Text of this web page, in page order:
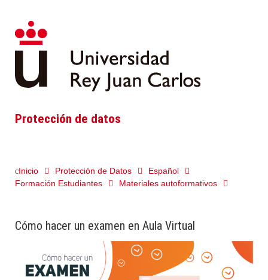
Protección de datos
Inicio Protección de Datos
Español
Formación Estudiantes
Materiales autoformativos
Cómo hacer un examen en Aula Virtual